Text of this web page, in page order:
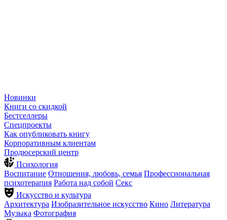
Новинки
Книги со скидкой
Бестселлеры
Спецпроекты
Как опубликовать книгу
Корпоративным клиентам
Продюсерский центр
Психология
Воспитание Отношения, любовь, семья Профессиональная
психотерапия Работа над собой Секс
Искусство и культура
Архитектура Изобразительное искусство Кино Литература
Музыка Фотография